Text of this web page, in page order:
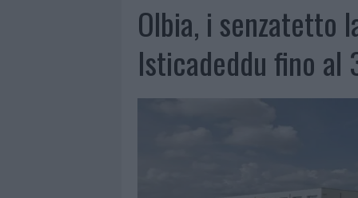
7 AGOSTO 2026
| CONTROLLI ALL’AEROPORTO DI
Olbia, i senzatetto
Isticadeddu fino al